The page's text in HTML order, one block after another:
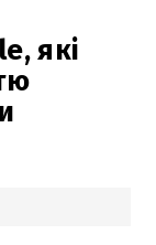
які